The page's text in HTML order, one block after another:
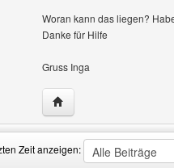
Woran kann das liegen?
Danke für Hilfe
Gruss Inga
Website dieses
Zeit anzeigen: